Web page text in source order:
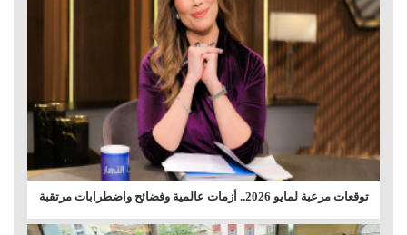
توقعات مرعبة لمايو 2026.. أزمات عالمية وفضائح واضطرابات مرتقبة